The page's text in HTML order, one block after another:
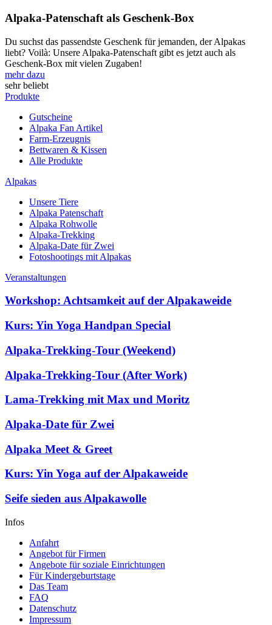
Alpaka-Patenschaft als Geschenk-Box
Du suchst das passendste Geschenk für jemanden, der Alpakas
liebt? Voilà: Unsere Alpaka-Patenschaft gibt es jetzt auch als
Geschenk-Box mit vielen Zugaben!
mehr dazu
sehr beliebt
Produkte
Gutscheine
Alpaka Fan Artikel
Farm-Erzeugnis
Bettwaren & Kissen
Alle Produkte
Alpakas
Unsere Tiere
Alpaka Patenschaft
Alpaka Rohwolle
Alpaka-Trekking
Alpaka-Date für Zwei
Fotoshootings mit Alpakas
Veranstaltungen
Workshop: Achtsamkeit auf der Alpakaweide
Kurs: Yin Yoga Handpan Special
Alpaka-Trekking-Tour (Weekend)
Alpaka-Trekking-Tour (After Work)
Lama-Trekking mit Max und Moritz
Alpaka-Date für Zwei
Alpaka Meet & Greet
Kurs: Yin Yoga auf der Alpakaweide
Seife sieden aus Alpakawolle
Infos
Anfahrt
Angebot für Firmen
Angebote für soziale Einrichtungen
Für Kindergeburtstage
Das Team
FAQ
Datenschutz
Impressum